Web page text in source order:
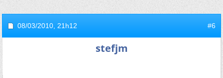
08/03/2010, 21h12 #6
stefjm